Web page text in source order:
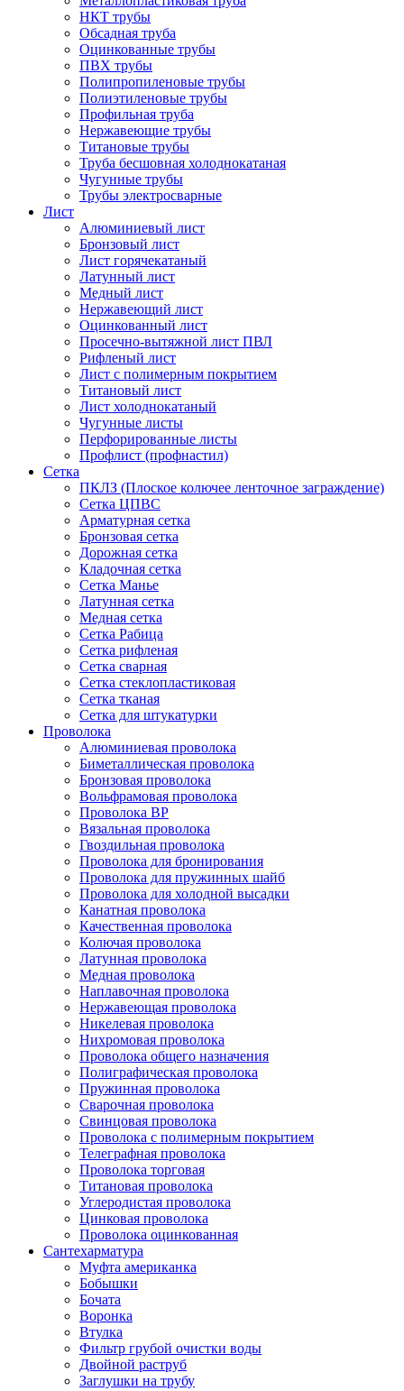
НКТ трубы
Обсадная труба
Оцинкованные трубы
ПВХ трубы
Полипропиленовые трубы
Полиэтиленовые трубы
Профильная труба
Нержавеющие трубы
Титановые трубы
Труба бесшовная холоднокатаная
Чугунные трубы
Трубы электросварные
Лист
Алюминиевый лист
Бронзовый лист
Лист горячекатаный
Латунный лист
Медный лист
Нержавеющий лист
Оцинкованный лист
Просечно-вытяжной лист ПВЛ
Рифленый лист
Лист с полимерным покрытием
Титановый лист
Лист холоднокатаный
Чугунные листы
Перфорированные листы
Профлист (профнастил)
Сетка
ПКЛЗ (Плоское колючее ленточное заграждение)
Сетка ЦПВС
Арматурная сетка
Бронзовая сетка
Дорожная сетка
Кладочная сетка
Сетка Манье
Латунная сетка
Медная сетка
Сетка Рабица
Сетка рифленая
Сетка сварная
Сетка стеклопластиковая
Сетка тканая
Сетка для штукатурки
Проволока
Алюминиевая проволока
Биметаллическая проволока
Бронзовая проволока
Вольфрамовая проволока
Проволока ВР
Вязальная проволока
Гвоздильная проволока
Проволока для бронирования
Проволока для пружинных шайб
Проволока для холодной высадки
Канатная проволока
Качественная проволока
Колючая проволока
Латунная проволока
Медная проволока
Наплавочная проволока
Нержавеющая проволока
Никелевая проволока
Нихромовая проволока
Проволока общего назначения
Полиграфическая проволока
Пружинная проволока
Сварочная проволока
Свинцовая проволока
Проволока с полимерным покрытием
Телеграфная проволока
Проволока торговая
Титановая проволока
Углеродистая проволока
Цинковая проволока
Проволока оцинкованная
Сантехарматура
Муфта американка
Бобышки
Бочата
Воронка
Втулка
Фильтр грубой очистки воды
Двойной раструб
Заглушки на трубу